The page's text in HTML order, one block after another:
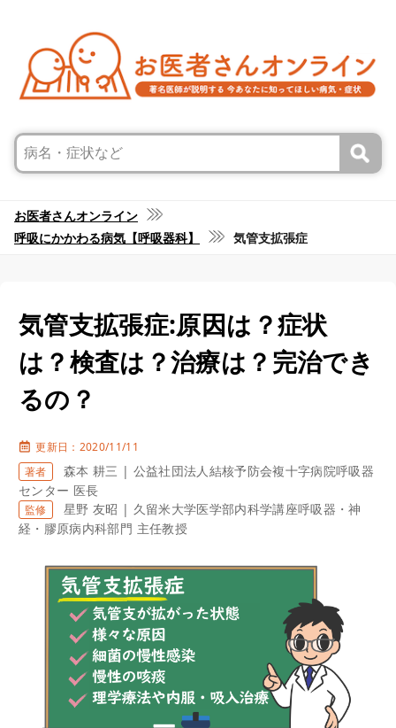
お医者さんオンライン
呼吸にかかわる病気【呼吸器科】
気管支拡張症
気管支拡張症:原因は？症状
は？検査は？治療は？完治でき
るの？
更新日：2020/11/11
著者
森本 耕三 | 公益社団法人結核予防会複十字病院呼吸器
センター 医長
監修
星野 友昭 | 久留米大学医学部内科学講座呼吸器・神
経・膠原病内科部門 主任教授